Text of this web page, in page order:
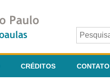
CRÉDITOS CONTATO